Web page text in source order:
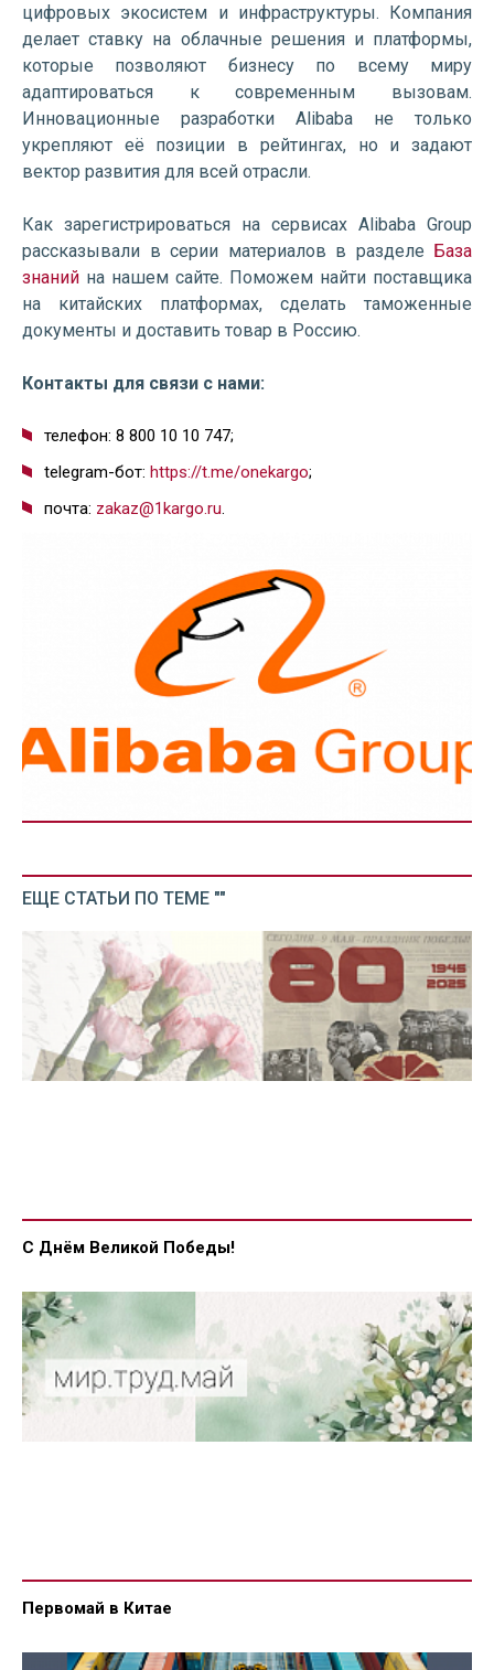
цифровых экосистем и инфраструктуры. Компания
делает ставку на облачные решения и платформы,
которые позволяют бизнесу по всему миру
адаптироваться к современным вызовам.
Инновационные разработки Alibaba не только
укрепляют её позиции в рейтингах, но и задают
вектор развития для всей отрасли.
Как зарегистрироваться на сервисах Alibaba Group
рассказывали в серии материалов в разделе База
знаний на нашем сайте. Поможем найти поставщика
на китайских платформах, сделать таможенные
документы и доставить товар в Россию.
Контакты для связи с нами:
телефон: 8 800 10 10 747;
telegram-бот: https://t.me/onekargo;
почта: zakaz@1kargo.ru.
ЕЩЕ СТАТЬИ ПО ТЕМЕ ""
С Днём Великой Победы!
Первомай в Китае